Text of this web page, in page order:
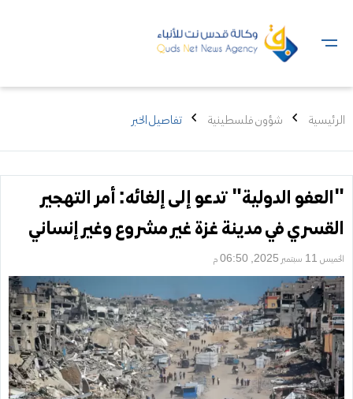
الرئيسية شؤون فلسطينية تفاصيل الخبر
"العفو الدولية" تدعو إلى إلغائه: أمر التهجير
القسري في مدينة غزة غير مشروع وغير إنساني
الخميس 11 سبتمبر 2025, 06:50 م